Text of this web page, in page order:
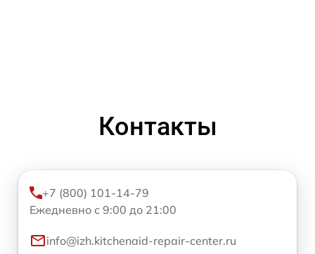
Контакты
+7 (800) 101-14-79
Ежедневно с 9:00 до 21:00
info@izh.kitchenaid-repair-center.ru